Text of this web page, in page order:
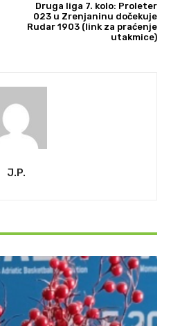
Druga liga 7. kolo: Proleter
023 u Zrenjaninu dočekuje
Rudar 1903 (link za praćenje
utakmice)
J.P.